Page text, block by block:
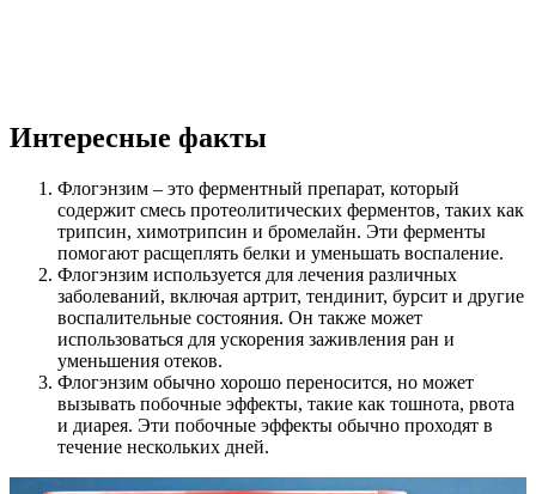
Интересные факты
Флогэнзим – это ферментный препарат, который
содержит смесь протеолитических ферментов, таких как
трипсин, химотрипсин и бромелайн. Эти ферменты
помогают расщеплять белки и уменьшать воспаление.
Флогэнзим используется для лечения различных
заболеваний, включая артрит, тендинит, бурсит и другие
воспалительные состояния. Он также может
использоваться для ускорения заживления ран и
уменьшения отеков.
Флогэнзим обычно хорошо переносится, но может
вызывать побочные эффекты, такие как тошнота, рвота
и диарея. Эти побочные эффекты обычно проходят в
течение нескольких дней.